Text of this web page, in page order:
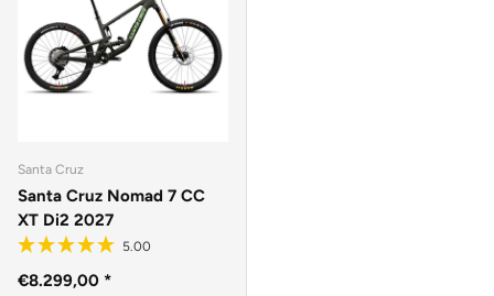
Santa Cruz
Santa Cruz Nomad 7 CC
XT Di2 2027
€8.299,00 *